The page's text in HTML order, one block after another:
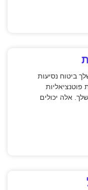
ביטוח נסיעות
פוטנציאליות
אלה יכולים